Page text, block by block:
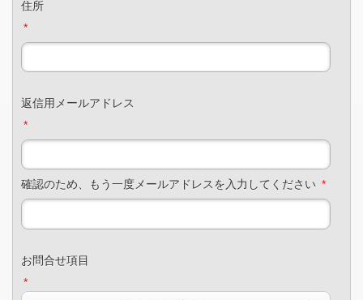
住所
*
返信用メールアドレス
*
確認のため、もう一度メールアドレスを入力してください *
お問合せ項目
*